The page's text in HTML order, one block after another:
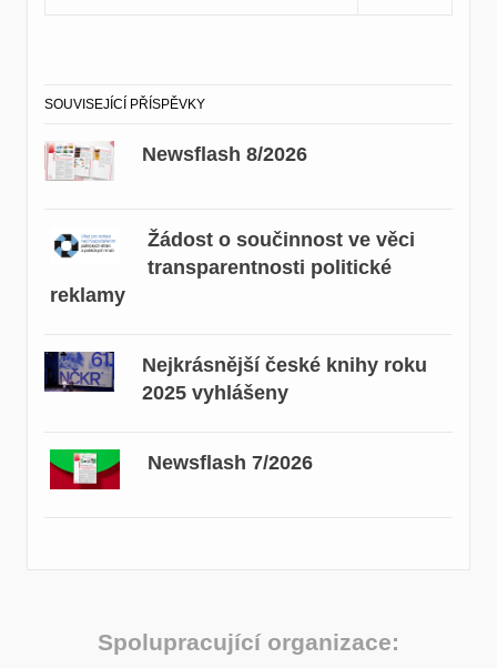
SOUVISEJÍCÍ PŘÍSPĚVKY
Newsflash 8/2026
Žádost o součinnost ve věci
transparentnosti politické
reklamy
Nejkrásnější české knihy roku
2025 vyhlášeny
Newsflash 7/2026
Spolupracující organizace: